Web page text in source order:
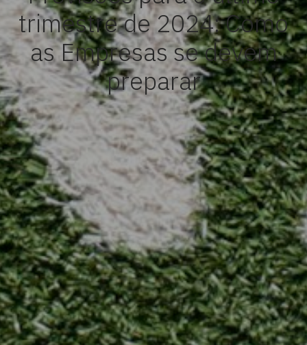
trimestre de 2024: Como
as Empresas se devem
preparar